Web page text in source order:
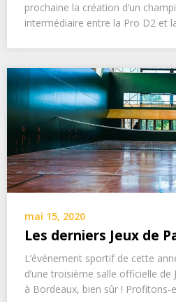
prochaine la création d’un
intermédiaire entre la Pro D2 et
mai 15, 2020
Les derniers Jeux de
L’événement sportif de cette
d’une troisième salle officielle de
à Bordeaux, bien sûr ! Profitons-